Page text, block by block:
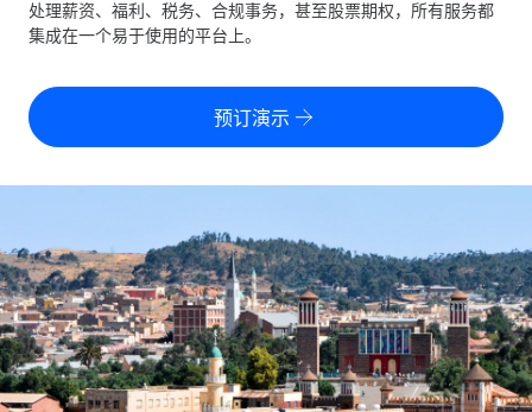
全球薪资管理
轻松运行合规薪资
零实体成本实现全球扩张
合同工管理
全球合同工入职与管理
PEO
外包复杂雇佣任务
覆盖全球
美国各州浏览器
Remote 无惧对比
了解我们的竞争优势
成长阶段
初创企业
为成长型企业量身打造的全球敏捷型人力资源与薪资解决方案
资源
工具与计算器
误分类风险计算工具
计算任何国家的员工总成本
合同工薪酬结算计算器
探索全球合同工的结算货币选项与结算速度
通过 REMOTE 学习
定价
中文（简体）
English
Nederlands
Français
登录
处理薪资、福利、税务、合规事务，甚至股票期权，所有服务都
集成在一个易于使用的平台上。
预订演示